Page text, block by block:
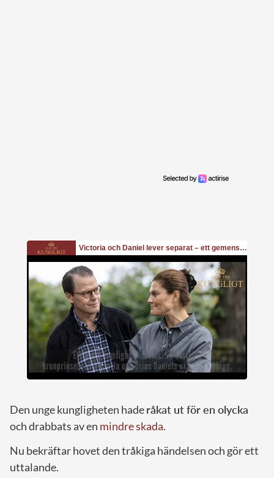
Den unge kungligheten haderåkat ut för en olycka
och drabbats av en mindre skada.
Nu bekräftar hovet den tråkiga händelsen och gör ett
uttalande.